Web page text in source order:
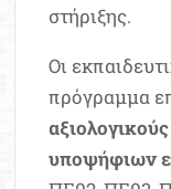
στήριξης.
Οι
πρόγραμμα
υποψήφιων